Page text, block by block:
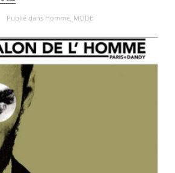
Publié dans Homme, MODE